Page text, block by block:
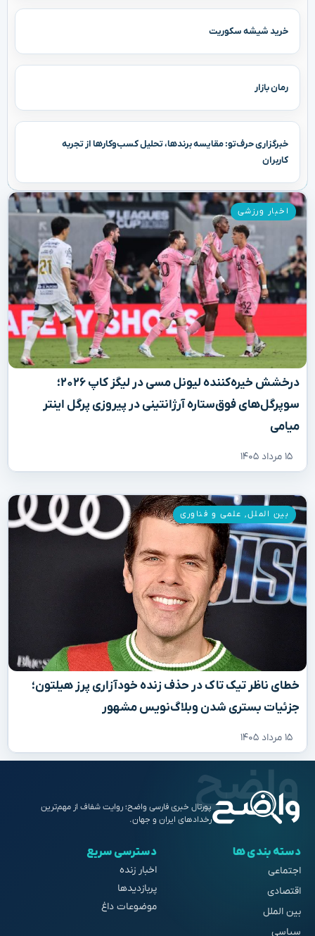
خرید شیشه سکوریت
رمان بازار
خبرگزاری حرف‌تو: مقایسه برندها، تحلیل کسب‌وکارها از تجربه
کاربران
درخشش خیره‌کننده لیونل مسی در لیگز کاپ ۲۰۲۶؛
سوپرگل‌های فوق‌ستاره آرژانتینی در پیروزی پرگل اینتر
میامی
۱۵ مرداد ۱۴۰۵
اخبار ورزشی
خطای ناظر تیک تاک در حذف زنده خودآزاری پرز هیلتون؛
جزئیات بستری شدن وبلاگ‌نویس مشهور
۱۵ مرداد ۱۴۰۵
بین الملل, علمی و فناوری
پورتال خبری فارسی واضح؛ روایت شفاف از مهم‌ترین
رخدادهای ایران و جهان.
دسته بندی ها
اجتماعی
اقتصادی
بین الملل
سیاسی
دسترسی سریع
اخبار زنده
پربازدیدها
موضوعات داغ